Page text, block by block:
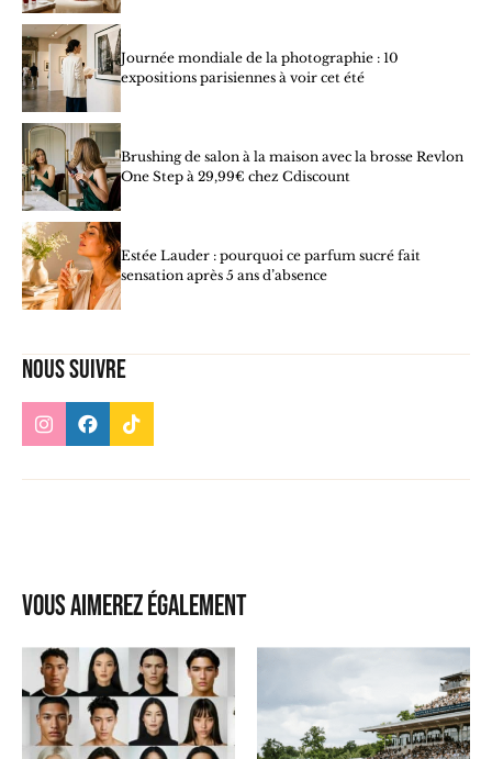
Journée mondiale de la photographie : 10
expositions parisiennes à voir cet été
Brushing de salon à la maison avec la brosse Revlon
One Step à 29,99€ chez Cdiscount
Estée Lauder : pourquoi ce parfum sucré fait
sensation après 5 ans d’absence
Nous suivre
Vous aimerez également